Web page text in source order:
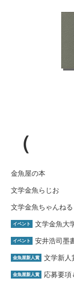
金魚屋の本
文学金魚らじお
文学金魚ちゃんねる
イベント 文学金魚大
イベント 安井浩司墨
金魚屋新人賞 文学新
金魚屋新人賞 応募要項